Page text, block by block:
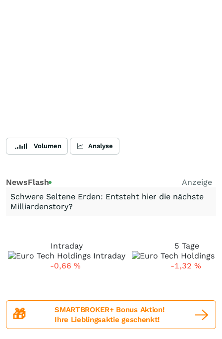
Volumen Analyse
NewsFlash
Anzeige
Schwere Seltene Erden: Entsteht hier die nächste
Milliardenstory?
Intraday
-0,66 %
5 Tage
-1,32 %
🎁
SMARTBROKER+ Bonus Aktion!
Ihre Lieblingsaktie geschenkt!